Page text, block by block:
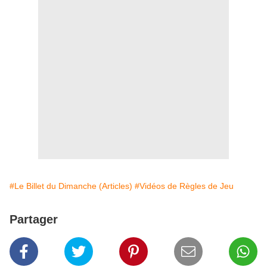
#Le Billet du Dimanche (Articles) #Vidéos de Règles de Jeu
Partager